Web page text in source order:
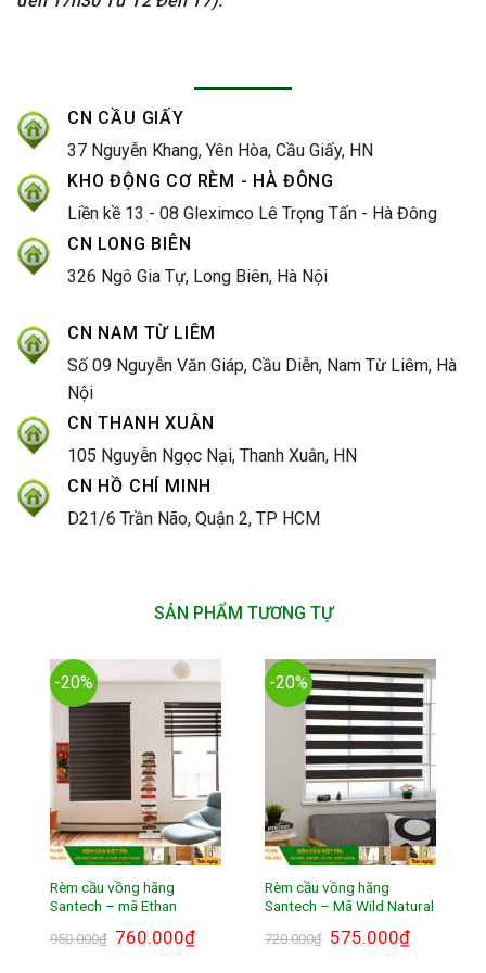
CN CẦU GIẤY
37 Nguyễn Khang, Yên Hòa, Cầu Giấy, HN
KHO ĐỘNG CƠ RÈM - HÀ ĐÔNG
Liền kề 13 - 08 Gleximco Lê Trọng Tấn - Hà Đông
CN LONG BIÊN
326 Ngô Gia Tự, Long Biên, Hà Nội
CN NAM TỪ LIÊM
Số 09 Nguyễn Văn Giáp, Cầu Diễn, Nam Từ Liêm, Hà
Nội
CN THANH XUÂN
105 Nguyễn Ngọc Nại, Thanh Xuân, HN
CN HỒ CHÍ MINH
D21/6 Trần Não, Quận 2, TP HCM
SẢN PHẨM TƯƠNG TỰ
-20%
Rèm cầu vồng hãng
Santech – mã Ethan
950.000₫ Giá
gốc
760.000₫Giá
hiện
-20%
Rèm cầu vồng hãng
Santech – Mã Wild Natural
720.000₫ Giá
gốc
575.000₫Giá
hiện